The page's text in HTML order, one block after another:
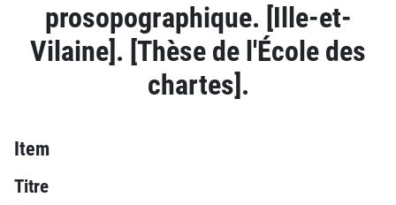
prosopographique. [Ille-et-
Vilaine]. [Thèse de l'École des
chartes].
Item
Titre